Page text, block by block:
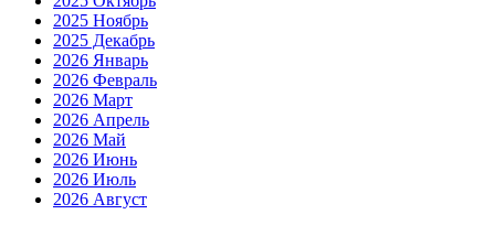
2025 Ноябрь
2025 Декабрь
2026 Январь
2026 Февраль
2026 Март
2026 Апрель
2026 Май
2026 Июнь
2026 Июль
2026 Август